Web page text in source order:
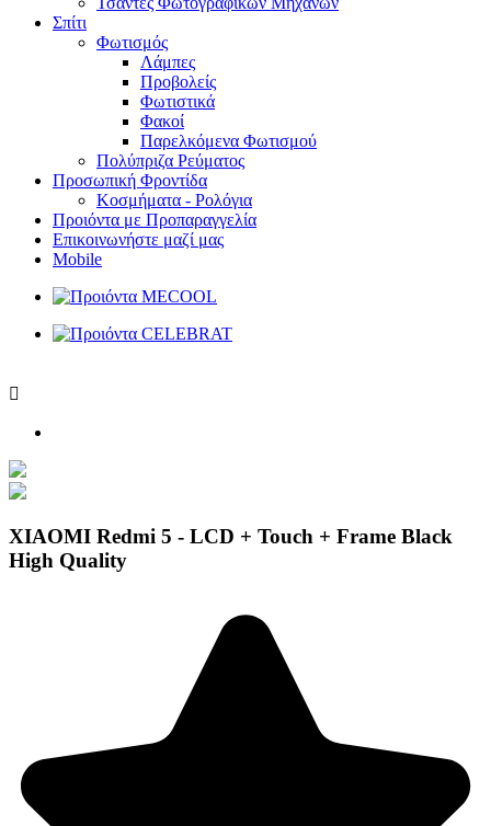
Σπίτι
Φωτισμός
Λάμπες
Προβολείς
Φωτιστικά
Φακοί
Παρελκόμενα Φωτισμού
Πολύπριζα Ρεύματος
Προσωπική Φροντίδα
Κοσμήματα - Ρολόγια
Προιόντα με Προπαραγγελία
Επικοινωνήστε μαζί μας
Mobile

XIAOMI Redmi 5 - LCD + Touch + Frame Black
High Quality